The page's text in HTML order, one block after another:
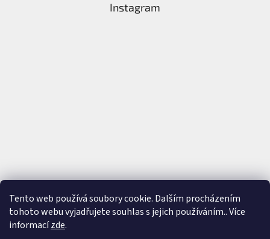
Tento web používá soubory cookie. Dalším procházením
tohoto webu vyjadřujete souhlas s jejich používáním.. Více
informacízde.
Instagram